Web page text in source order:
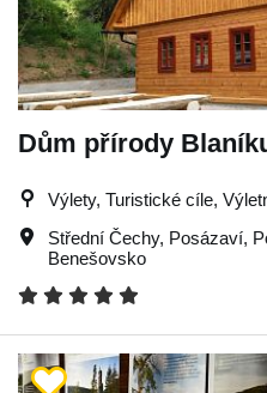
Dům přírody
Výlety, Turistické cíle,
Střední Čechy, Posázaví,
Benešovsko